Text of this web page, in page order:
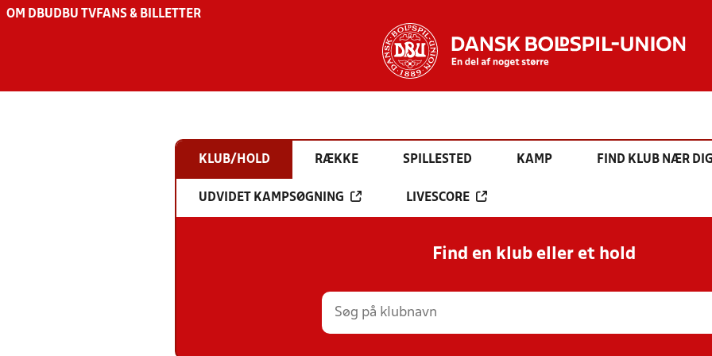
OM DBU DBU TV FANS & BILLETTER
KLUB/HOLD RÆKKE SPILLESTED KAMP FIND KLUB NÆR DIG
UDVIDET KAMPSØGNING LIVESCORE
Find en klub eller et hold